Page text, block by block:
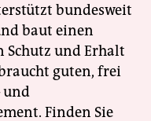
bundesweit
baut einen
Schutz und Erhalt
guten, frei
und
Finden Sie